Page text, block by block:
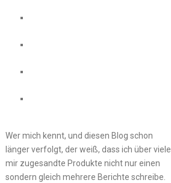
Wer mich kennt, und diesen Blog schon
länger verfolgt, der weiß, dass ich über viele
mir zugesandte Produkte nicht nur einen
sondern gleich mehrere Berichte schreibe.